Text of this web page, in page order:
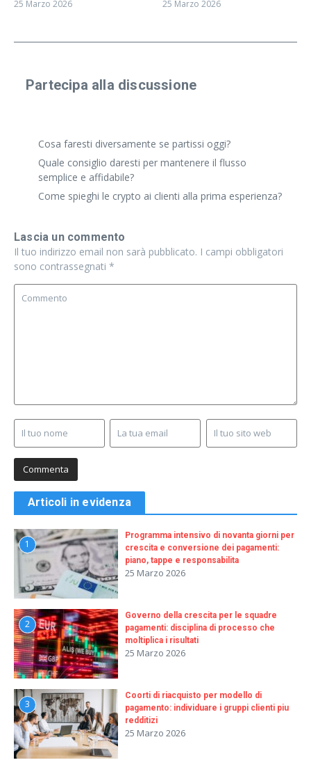
25 Marzo 2026 25 Marzo 2026
Partecipa alla discussione
Cosa faresti diversamente se partissi oggi?
Quale consiglio daresti per mantenere il flusso
semplice e affidabile?
Come spieghi le crypto ai clienti alla prima esperienza?
Lascia un commento
Il tuo indirizzo email non sarà pubblicato. I campi obbligatori
sono contrassegnati *
Articoli in evidenza
1
Programma intensivo di novanta giorni per
crescita e conversione dei pagamenti:
piano, tappe e responsabilita
25 Marzo 2026
2
Governo della crescita per le squadre
pagamenti: disciplina di processo che
moltiplica i risultati
25 Marzo 2026
3
Coorti di riacquisto per modello di
pagamento: individuare i gruppi clienti piu
redditizi
25 Marzo 2026